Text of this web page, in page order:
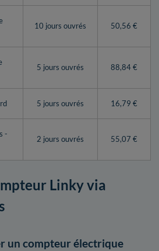
10 jours ouvrés 50,56 €
5 jours ouvrés 88,84 €
5 jours ouvrés 16,79 €
-
2 jours ouvrés 55,07 €
Linky via
un compteur électrique